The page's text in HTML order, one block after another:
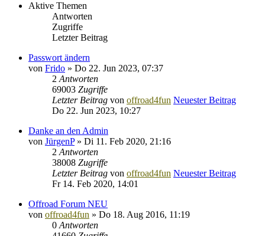
Aktive Themen
Antworten
Zugriffe
Letzter Beitrag
Passwort ändern
von Frido » Do 22. Jun 2023, 07:37
2 Antworten
69003 Zugriffe
Letzter Beitrag von offroad4fun Neuester Beitrag
Do 22. Jun 2023, 10:27
Danke an den Admin
von JürgenP» Di 11. Feb 2020, 21:16
2 Antworten
38008 Zugriffe
Letzter Beitrag von offroad4fun Neuester Beitrag
Fr 14. Feb 2020, 14:01
Offroad Forum NEU
von offroad4fun » Do 18. Aug 2016, 11:19
0 Antworten